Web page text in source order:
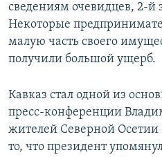
сведениям очевидцев, 2-й
Некоторые
малую часть своего
получили большой ущерб.
Кавказ стал одной из
пресс-конференции
жителей Северной
то, что президент